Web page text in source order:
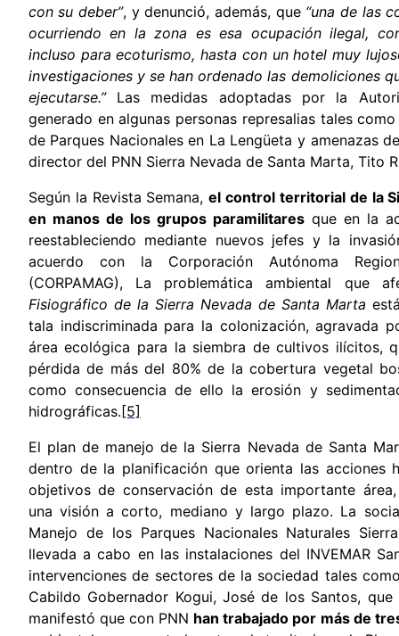
con su deber”, y denunció, además, que “una de las
ocurriendo en la zona es esa ocupación ilegal,
incluso para ecoturismo, hasta con un hotel muy
investigaciones y se han ordenado las demoliciones
ejecutarse.”Las medidas adoptadas por la
generado en algunas personas represalias tales
de Parques Nacionales en La Lengüeta y amenazas
director del PNN Sierra Nevada de Santa Marta, Tito
Según la Revista Semana,el control territorial de la
en manos de los grupos paramilitaresque en la
reestableciendo mediante nuevos jefes y la
acuerdo con la Corporación Autónoma
(CORPAMAG), La problemática ambiental que
Fisiográfico de la Sierra Nevada de Santa Marta
tala indiscriminada para la colonización, agravada
área ecológica para la siembra de cultivos ilícitos,
pérdida de más del 80% de la cobertura vegetal
como consecuencia de ello la erosión y
hidrográficas.[5]
El plan de manejo de la Sierra Nevada de Santa
dentro de la planificación que orienta las acciones
objetivos de conservación de esta importante
una visión a corto, mediano y largo plazo. La
Manejo de los Parques Nacionales Naturales
llevada a cabo en las instalaciones del INVEMAR
intervenciones de sectores de la sociedad tales
Cabildo Gobernador Kogui, José de los Santos,
manifestó que con PNN han trabajado por más de